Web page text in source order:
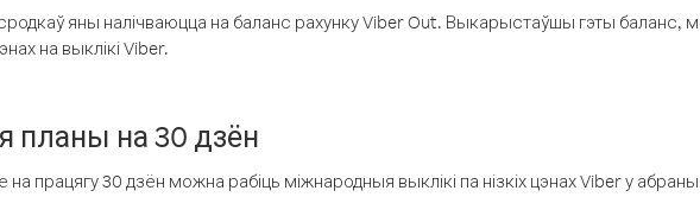
яны налічваюцца на баланс рахунку Viber Out. Выкарыстаўшы гэты баланс,
на выклікі Viber.
на 30 дзён
працягу 30 дзён можна рабіць міжнародныя выклікі па нізкіх цэнах Viber у